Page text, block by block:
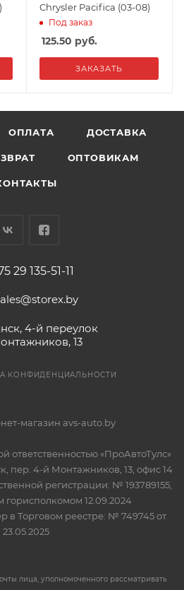
Chrysler Pacifica (03-08)
Под заказ
125.50 руб.
ЗАКАЗАТЬ
ОПЛАТА ДОСТАВКА
ОПТОВИКАМ
29 135-51-11
4-й переулок
13
КОНФИДЕНЦИАЛЬНОСТИ
магазин avs-auto.by
ответственностью «ПроАвтоТулс»
пер. 4-й Монтажников, 13, офис 14
регистрации: № 193789155,
12.09.2024
в Торговом реестре: № 749745 от
23.05.2025
лица, уполномоченного рассматривать